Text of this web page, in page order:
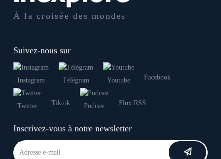
À la croisée des mondes
Suivez-nous sur
Instagram Télégram Youtube Facebook
Twitter Tiktok Podcast Flux RSS
Inscrivez-vous à notre newsletter